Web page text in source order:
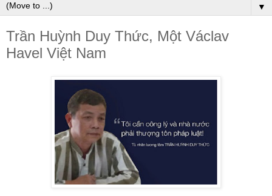
▼
Trần Huỳnh Duy Thức, Một Václav
Havel Việt Nam